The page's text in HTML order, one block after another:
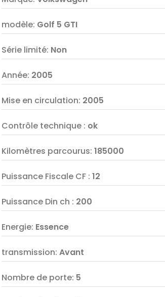
modèle: Golf 5 GTI
Série limité: Non
Année: 2005
Mise en circulation: 2005
Contrôle technique : ok
Kilomètres parcourus: 185000
Puissance Fiscale CF : 12
Puissance Din ch : 200
Energie: Essence
transmission: Avant
Nombre de porte: 5